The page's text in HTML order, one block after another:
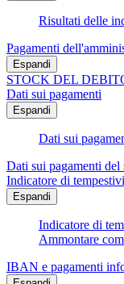
Risultati delle
Pagamenti
Espandi
STOCK DEL
Dati sui pagamenti
Espandi
Dati sui
Dati sui pagamenti
Indicatore di
Espandi
Indicatore di
Ammontare
IBAN e pagamenti